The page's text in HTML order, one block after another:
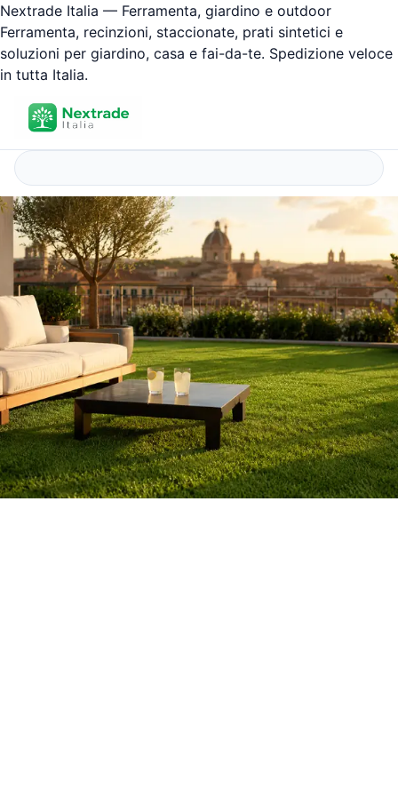
Nextrade Italia — Ferramenta, giardino e outdoor
Ferramenta, recinzioni, staccionate, prati sintetici e
soluzioni per giardino, casa e fai-da-te. Spedizione veloce
in tutta Italia.